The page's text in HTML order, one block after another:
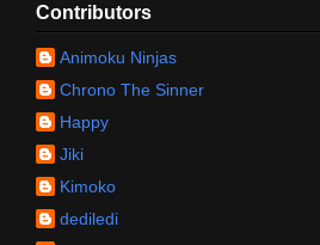
Contributors
Animoku Ninjas
Chrono The Sinner
Happy
Jiki
Kimoko
dediledi